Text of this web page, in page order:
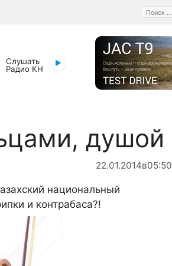
Поиск:
Слушать
Радио КН
душой
22.01.2014в05:50
национальный
и контрабаса?!